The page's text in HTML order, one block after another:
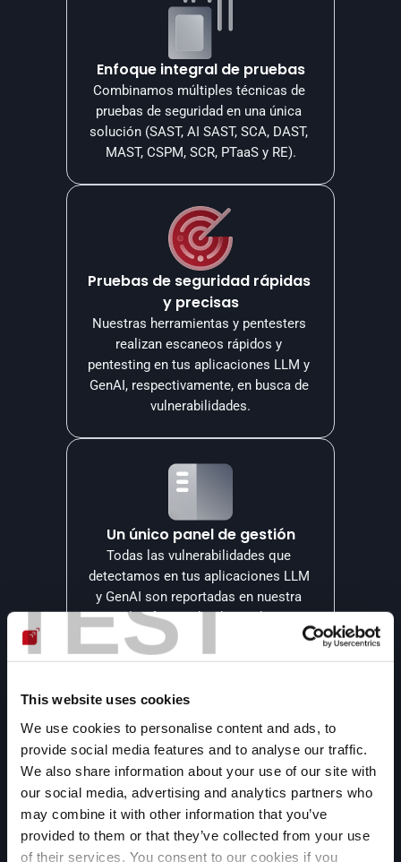
TEST
This website uses cookies
We use cookies to personalise content and ads, to
provide social media features and to analyse our traffic.
We also share information about your use of our site with
our social media, advertising and analytics partners who
may combine it with other information that you’ve
provided to them or that they’ve collected from your use
of their services. You consent to our cookies if you
Enfoque integral de pruebas
Combinamos múltiples técnicas de
pruebas de seguridad en una única
solución (SAST, AI SAST, SCA, DAST,
MAST, CSPM, SCR, PTaaS y RE).
Pruebas de seguridad rápidas
y precisas
Nuestras herramientas y pentesters
realizan escaneos rápidos y
pentesting en tus aplicaciones LLM y
GenAI, respectivamente, en busca de
vulnerabilidades.
Un único panel de gestión
Todas las vulnerabilidades que
detectamos en tus aplicaciones LLM
y GenAI son reportadas en nuestra
plataforma, donde puedes
comprenderlas y gestionarlas.
Remediación asistida por IA
generativa
Utilizamos inteligencia artificial
generativa para ofrecerte opciones
de remediación personalizadas para